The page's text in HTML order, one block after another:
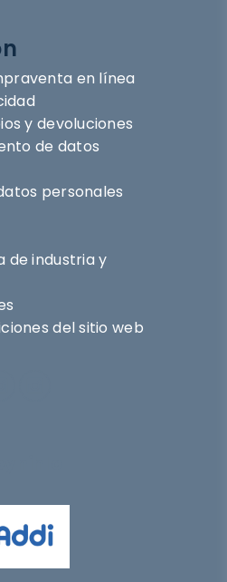
en línea
y devoluciones
de datos
personales
de industria y
del sitio web